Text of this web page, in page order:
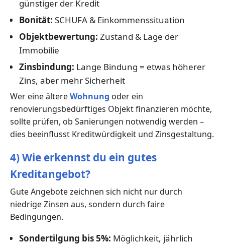
günstiger der Kredit
Bonität: SCHUFA & Einkommenssituation
Objektbewertung: Zustand & Lage der
Immobilie
Zinsbindung: Lange Bindung = etwas höherer
Zins, aber mehr Sicherheit
Wer eine ältereWohnung oder ein
renovierungsbedürftiges Objekt finanzieren möchte,
sollte prüfen, ob Sanierungen notwendig werden –
dies beeinflusst Kreditwürdigkeit und Zinsgestaltung.
4) Wie erkennst du ein gutes
Kreditangebot?
Gute Angebote zeichnen sich nicht nur durch
niedrige Zinsen aus, sondern durch faire
Bedingungen.
Sondertilgung bis 5%: Möglichkeit, jährlich